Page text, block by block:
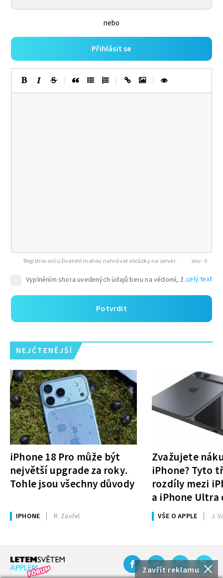
Zavřít reklamu
nebo
Přihlásit se
Registrovaní uživatelé mohou nahrávat obrázky na server. 0
celý text
Potvrdit
NEJČTENĚJŠÍ
iPhone 18 Pro může být
největší upgrade za roky.
Tohle jsou všechny důvody
IPHONE R. Zavřel
Zvažujete
iPhone? Tyto
rozdíly mezi
a iPhone Ultra
rozhodnutí
VŠE O APPLE J.